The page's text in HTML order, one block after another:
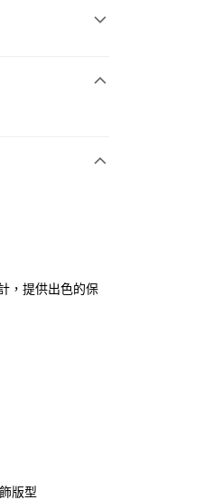
業銀行
銀行
行
轉到大哥付的交易
，確認付款後即
，提供出色的保
版型